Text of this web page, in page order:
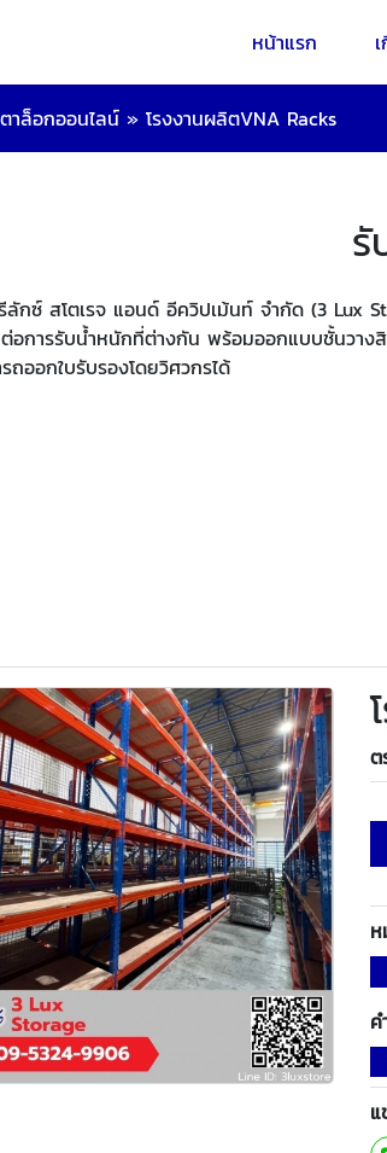
หน้าแรก
าล็อกออนไลน์ » โรงงานผลิตVNA Racks
รั
กซ์ สโตเรจ แอนด์ อีควิปเม้นท์ จำกัด (3 Lux
ต่อการรับน้ำหนักที่ต่างกัน พร้อมออกแบบชั้นวา
ถออกใบรับรองโดยวิศวกรได้
ต
ค
แ